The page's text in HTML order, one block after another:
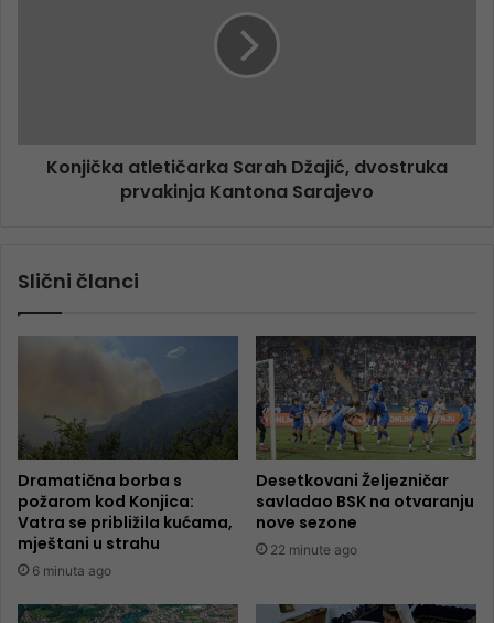
Konjička atletičarka Sarah Džajić, dvostruka
prvakinja Kantona Sarajevo
Slični članci
Dramatična borba s
požarom kod Konjica:
Vatra se približila kućama,
mještani u strahu
6 minuta ago
Desetkovani Željezničar
savladao BSK na otvaranju
nove sezone
22 minute ago